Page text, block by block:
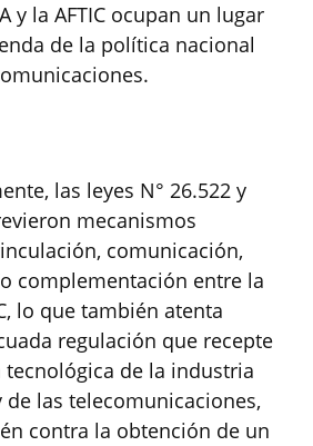
y la AFTIC ocupan un lugar
de la política nacional
las leyes N° 26.522 y
mecanismos
comunicación,
complementación entre la
lo que también atenta
regulación que recepte
tecnológica de la industria
las telecomunicaciones,
contra la obtención de un